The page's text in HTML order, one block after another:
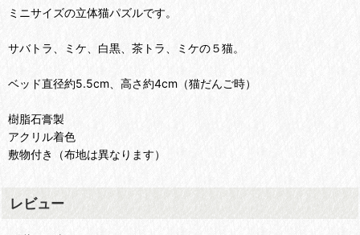
ミニサイズの立体猫パズルです。
サバトラ、ミケ、白黒、茶トラ、ミケの５猫。
ベッド直径約5.5cm、高さ約4cm（猫だんご時）
樹脂石膏製
アクリル着色
敷物付き（布地は異なります）
レビュー